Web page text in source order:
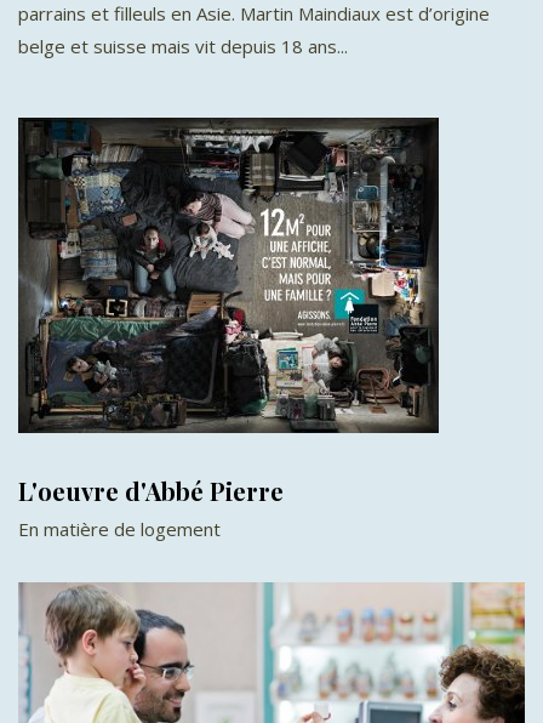
parrains et filleuls en Asie. Martin Maindiaux est d’origine
belge et suisse mais vit depuis 18 ans...
L'oeuvre d'Abbé Pierre
En matière de logement